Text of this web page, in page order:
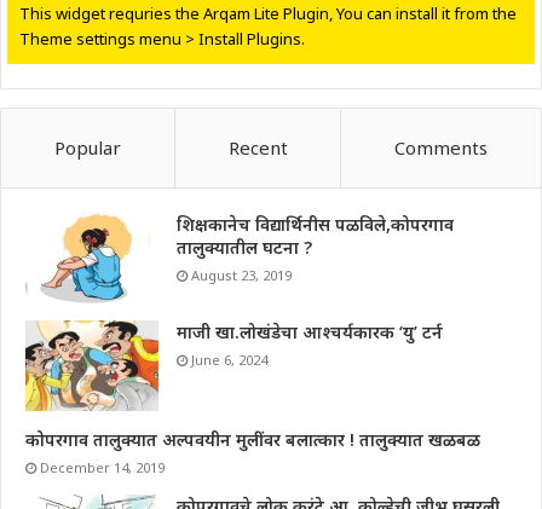
This widget requries the Arqam Lite Plugin, You can install it from the
Theme settings menu > Install Plugins.
Popular Recent Comments
शिक्षकानेच विद्यार्थिनीस पळविले,कोपरगाव
तालुक्यातील घटना ?
August 23, 2019
माजी खा.लोखंडेचा आश्चर्यकारक ‘यु’ टर्न
June 6, 2024
कोपरगाव तालुक्यात अल्पवयीन मुलींवर बलात्कार ! तालुक्यात खळबळ
December 14, 2019